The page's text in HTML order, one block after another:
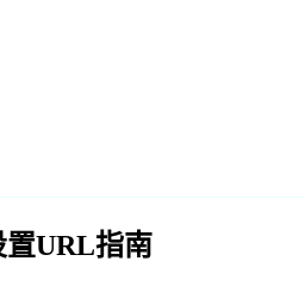
置URL指南